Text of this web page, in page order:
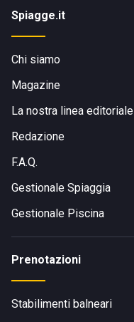
Spiagge.it
Chi siamo
Magazine
La nostra linea editoriale
Redazione
F.A.Q.
Gestionale Spiaggia
Gestionale Piscina
Prenotazioni
Stabilimenti balneari